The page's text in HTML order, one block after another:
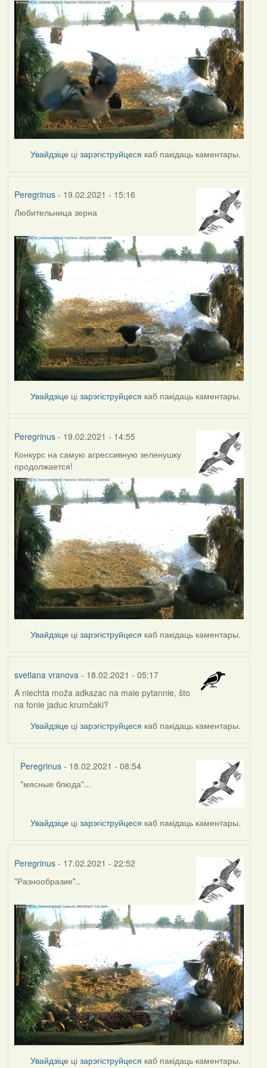
Увайдзіце цізарэгіструйцеся каб пакідаць каментары.
Peregrinus- 19.02.2021 - 15:16
Любительница зерна
Увайдзіце цізарэгіструйцеся каб пакідаць каментары.
Peregrinus- 19.02.2021 - 14:55
Конкурс на самую агрессивную зеленушку
продолжается!
Увайдзіце цізарэгіструйцеся каб пакідаць каментары.
svetlana vranova - 18.02.2021 - 05:17
A niechta moža adkazac na maie pytannie, što
na fonie jaduc krumčaki?
Увайдзіце цізарэгіструйцеся каб пакідаць каментары.
Peregrinus - 18.02.2021 - 08:54
In
vranova
"мясные блюда"...
Увайдзіце цізарэгіструйцеся каб пакідаць каментары.
Peregrinus- 17.02.2021 - 22:52
"Разнообразие"..
Увайдзіце цізарэгіструйцеся каб пакідаць каментары.